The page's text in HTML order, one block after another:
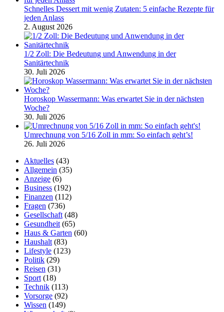
Schnelles Dessert mit wenig Zutaten: 5 einfache Rezepte für
jeden Anlass
2. August 2026
1/2 Zoll: Die Bedeutung und Anwendung in der
Sanitärtechnik
30. Juli 2026
Horoskop Wassermann: Was erwartet Sie in der nächsten
Woche?
30. Juli 2026
Umrechnung von 5/16 Zoll in mm: So einfach geht’s!
26. Juli 2026
Aktuelles (43)
Allgemein (35)
Anzeige (6)
Business (192)
Finanzen (112)
Fragen (736)
Gesellschaft (48)
Gesundheit (65)
Haus & Garten (60)
Haushalt (83)
Lifestyle (123)
Politik (29)
Reisen (31)
Sport (18)
Technik (113)
Vorsorge (92)
Wissen (149)